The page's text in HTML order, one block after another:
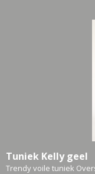
Tuniek Kelly geel
Trendy voile tuniek